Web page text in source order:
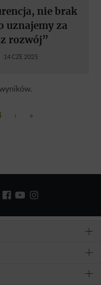
nie brak
uznajemy za
rozwój”
14 CZE 2025
› »